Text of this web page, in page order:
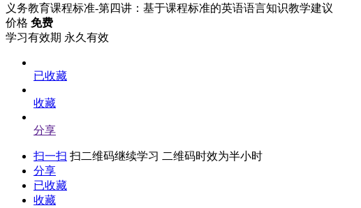
义务教育课程标准-第四讲：基于课程标准的英语语言知识教学建议
价格 免费
学习有效期 永久有效
已收藏
收藏
分享
扫一扫 扫二维码继续学习 二维码时效为半小时
分享
已收藏
收藏